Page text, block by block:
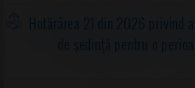
Hotărârea 21 din 2026 privind
de şedinţă pentru o